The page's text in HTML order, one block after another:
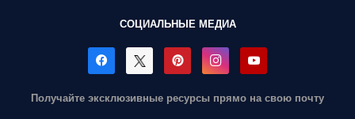
СОЦИАЛЬНЫЕ МЕДИА
Получайте эксклюзивные ресурсы прямо на свою почту